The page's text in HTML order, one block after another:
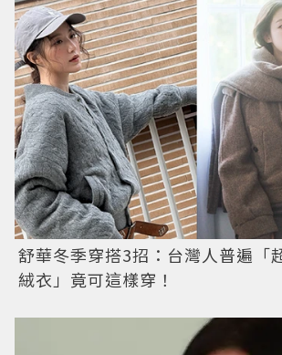
舒華冬季穿搭3招：台灣人普遍「
絨衣」竟可這樣穿！